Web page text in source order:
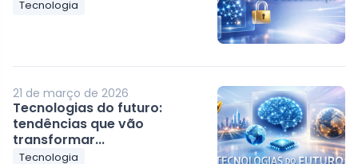
Tecnologia
21 de março de 2026
Tecnologias do futuro:
tendências que vão
transformar...
Tecnologia